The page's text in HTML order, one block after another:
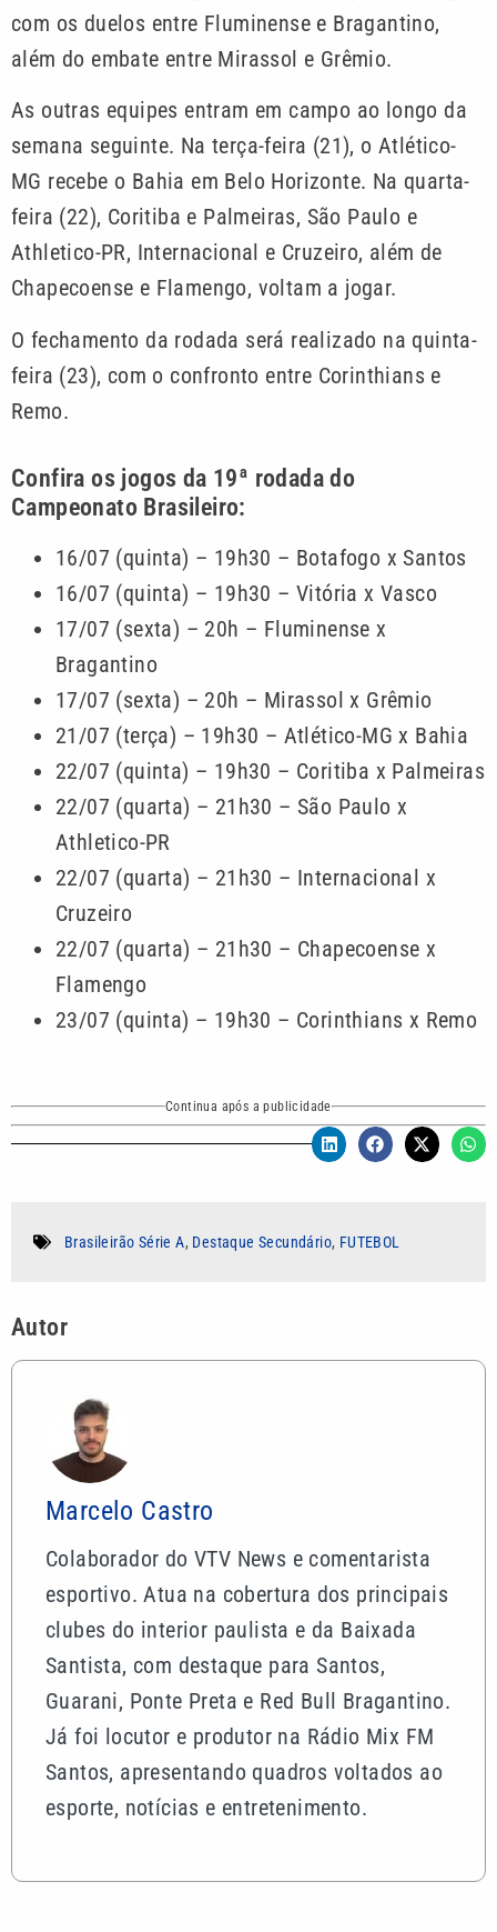
com os duelos entre Fluminense e Bragantino,
além do embate entre Mirassol e Grêmio.
As outras equipes entram em campo ao longo da
semana seguinte. Na terça-feira (21), o Atlético-
MG recebe o Bahia em Belo Horizonte. Na quarta-
feira (22), Coritiba e Palmeiras, São Paulo e
Athletico-PR, Internacional e Cruzeiro, além de
Chapecoense e Flamengo, voltam a jogar.
O fechamento da rodada será realizado na quinta-
feira (23), com o confronto entre Corinthians e
Remo.
Confira os jogos da 19ª rodada do
Campeonato Brasileiro:
16/07 (quinta) – 19h30 – Botafogo x Santos
16/07 (quinta) – 19h30 – Vitória x Vasco
17/07 (sexta) – 20h – Fluminense x
Bragantino
17/07 (sexta) – 20h – Mirassol x Grêmio
21/07 (terça) – 19h30 – Atlético-MG x Bahia
22/07 (quinta) – 19h30 – Coritiba x Palmeiras
22/07 (quarta) – 21h30 – São Paulo x
Athletico-PR
22/07 (quarta) – 21h30 – Internacional x
Cruzeiro
22/07 (quarta) – 21h30 – Chapecoense x
Flamengo
23/07 (quinta) – 19h30 – Corinthians x Remo
Continua após a publicidade
Brasileirão Série A, Destaque Secundário, FUTEBOL
Autor
Marcelo Castro
Colaborador do VTV News e comentarista
esportivo. Atua na cobertura dos principais
clubes do interior paulista e da Baixada
Santista, com destaque para Santos,
Guarani, Ponte Preta e Red Bull Bragantino.
Já foi locutor e produtor na Rádio Mix FM
Santos, apresentando quadros voltados ao
esporte, notícias e entretenimento.